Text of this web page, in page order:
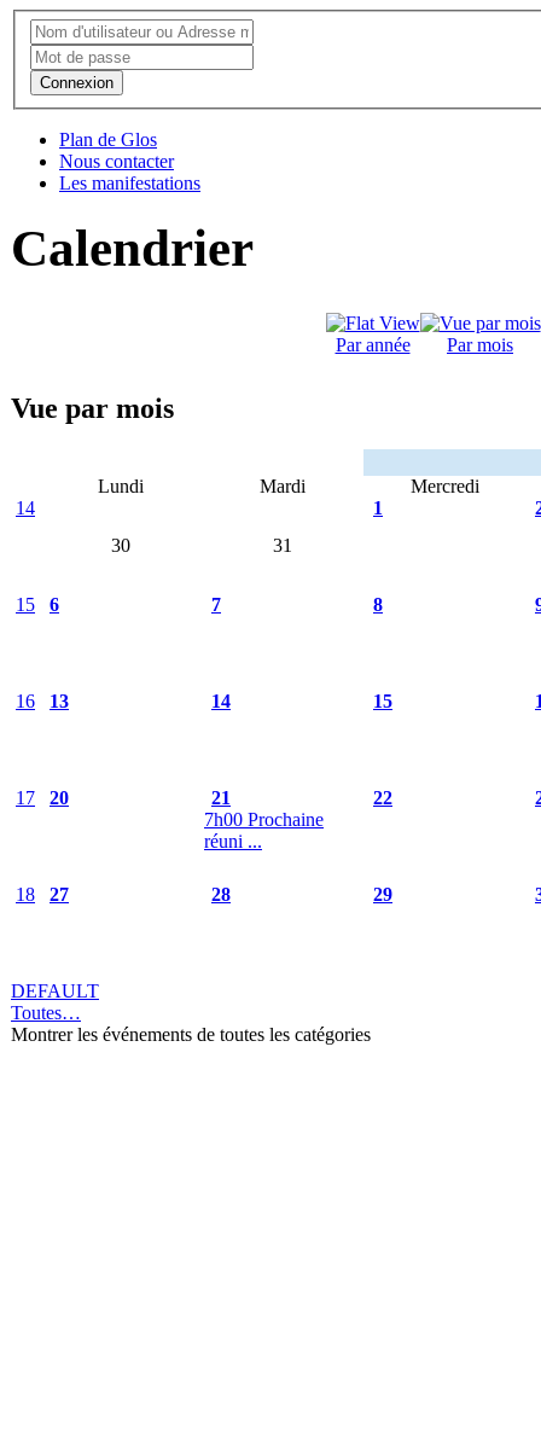
Connexion
Plan de Glos
Nous contacter
Les manifestations
Calendrier
Par année Par mois
Vue par mois
Lundi Mardi
Mercredi
14
30
31
1
15 6 7 8
16 13 14 15
17 20
21
7h00 Prochaine
réuni ...
22
18 27 28 29
DEFAULT
Toutes…
Montrer les événements de toutes les catégories